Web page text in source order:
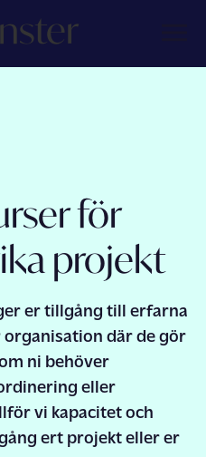
för
projekt
er tillgång till erfarna
organisation där de gör
ni behöver
eller
vi kapacitet och
ert projekt eller er